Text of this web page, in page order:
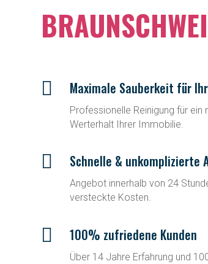
 Maximale Sauberkeit für
Professionelle Reinigung für
Werterhalt Ihrer Immobilie.
 Schnelle & unkomplizierte
Angebot innerhalb von 24
versteckte Kosten.
 100% zufriedene Kunden
Über 14 Jahre Erfahrung und